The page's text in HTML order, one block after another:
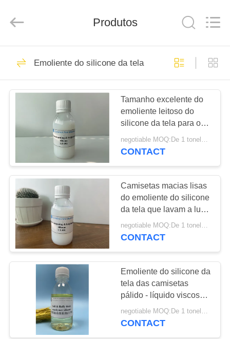
CASA
PRODUTOS
NÓS
EXCURSÃO
DA
FÁBRICA
CONTROLE
DA
QUALIDADE
CONTACTE-
Co.,
Reserved.
Emoliente do
silicone
Amino emoliente do
silicone
32
Emoliente hidrófilo
do silicone
30
Produtos
Emoliente do silicone da tela
Tamanho excelente do
emoliente leitoso do
silicone da tela para o
lavagem das camisetas
negotiable MOQ:De 1 toneladas
CONTACT
Camisetas macias lisas
do emoliente do silicone
da tela que lavam a luz
vermelha crescente
negotiable MOQ:De 1 toneladas
CONTACT
Emoliente do silicone da
tela das camisetas
pálido - líquido viscoso
transparente amarelo
negotiable MOQ:De 1 toneladas
CONTACT